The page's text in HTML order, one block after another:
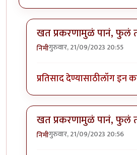
खत प्रकरणामुळं पानं, फुलं
निमीगुरुवार, 21/09/2023 20:55
प्रतिसाद देण्यासाठीलॉग इन
खत प्रकरणामुळं पानं, फुलं
निमीगुरुवार, 21/09/2023 20:56